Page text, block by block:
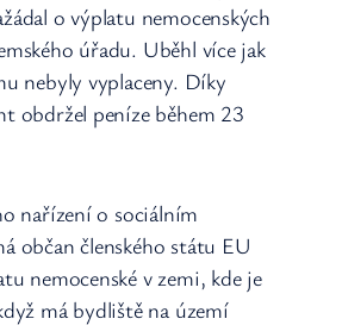
o výplatu nemocenských
úřadu. Uběhl více jak
nebyly vyplaceny. Díky
obdržel peníze během 23
nařízení o sociálním
občan členského státu EU
nemocenské v zemi, kde je
má bydliště na území